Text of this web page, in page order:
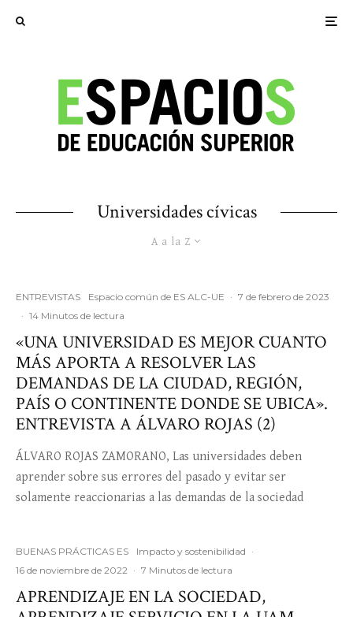
Universidades cívicas
A a la Z
ENTREVISTAS Espacio común de ES ALC-UE · 7 de febrero de 2023
· 14 Minutos de lectura
«UNA UNIVERSIDAD ES MEJOR CUANTO
MÁS APORTA A RESOLVER LAS
DEMANDAS DE LA CIUDAD, REGIÓN,
PAÍS O CONTINENTE DONDE SE UBICA».
ENTREVISTA A ÁLVARO ROJAS (2)
ÁLVARO ROJAS ZAMORANO, Las universidades deben
aprender sobre sus errores del pasado y evitar ser
solamente reaccionarias a las demandas de la sociedad
BUENAS PRÁCTICAS ES Impacto y sostenibilidad ·
16 de noviembre de 2022 · 7 Minutos de lectura
APRENDIZAJE EN LA SOCIEDAD,